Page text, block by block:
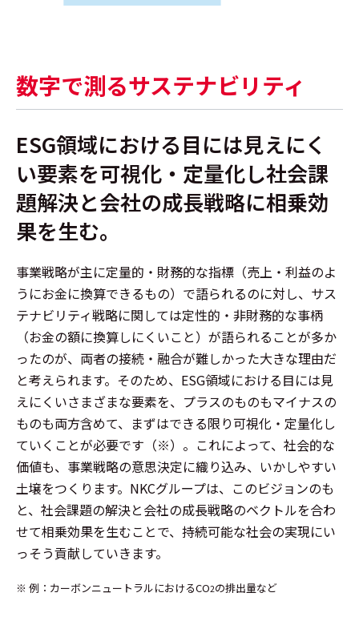
数字で測るサステナビリティ
ESG領域における目には見えにく
い要素を可視化・定量化し社会課
題解決と会社の成長戦略に相乗効
果を生む。
事業戦略が主に定量的・財務的な指標（売上・利益のよ
うにお金に換算できるもの）で語られるのに対し、サス
テナビリティ戦略に関しては定性的・非財務的な事柄
（お金の額に換算しにくいこと）が語られることが多か
ったのが、両者の接続・融合が難しかった大きな理由だ
と考えられます。そのため、ESG領域における目には見
えにくいさまざまな要素を、プラスのものもマイナスの
ものも両方含めて、まずはできる限り可視化・定量化し
ていくことが必要です（※）。これによって、社会的な
価値も、事業戦略の意思決定に織り込み、いかしやすい
土壌をつくります。NKCグループは、このビジョンのも
と、社会課題の解決と会社の成長戦略のベクトルを合わ
せて相乗効果を生むことで、持続可能な社会の実現にい
っそう貢献していきます。
※ 例：カーボンニュートラルにおけるCO2の排出量など